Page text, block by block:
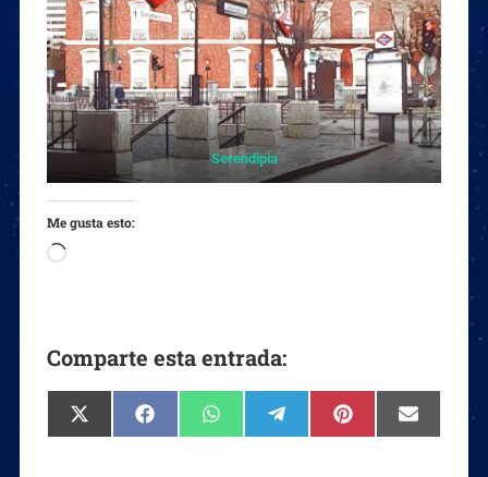
Serendipia
Me gusta esto:
Comparte esta entrada: